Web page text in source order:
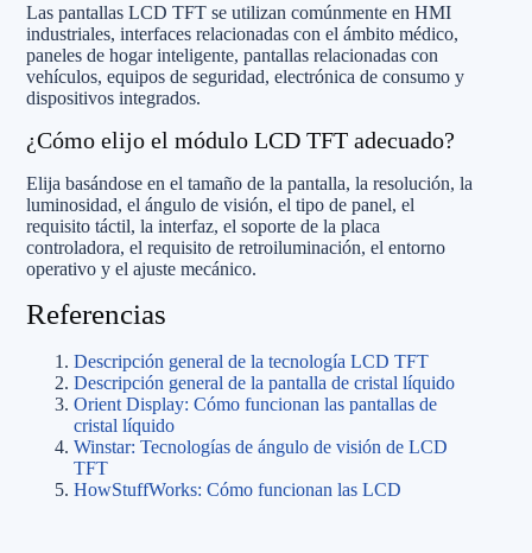
Las pantallas LCD TFT se utilizan comúnmente en HMI
industriales, interfaces relacionadas con el ámbito médico,
paneles de hogar inteligente, pantallas relacionadas con
vehículos, equipos de seguridad, electrónica de consumo y
dispositivos integrados.
¿Cómo elijo el módulo LCD TFT adecuado?
Elija basándose en el tamaño de la pantalla, la resolución, la
luminosidad, el ángulo de visión, el tipo de panel, el
requisito táctil, la interfaz, el soporte de la placa
controladora, el requisito de retroiluminación, el entorno
operativo y el ajuste mecánico.
Referencias
Descripción general de la tecnología LCD TFT
Descripción general de la pantalla de cristal líquido
Orient Display: Cómo funcionan las pantallas de
cristal líquido
Winstar: Tecnologías de ángulo de visión de LCD
TFT
HowStuffWorks: Cómo funcionan las LCD